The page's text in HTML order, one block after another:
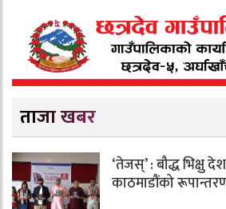
ताजा खबर
‘तेजस्’ : बौद्ध भिक्षु
काठमाडौंको